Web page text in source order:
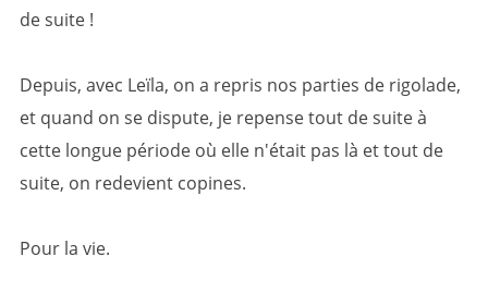
de suite !
Depuis, avec Leïla, on a repris nos parties de rigolade,
et quand on se dispute, je repense tout de suite à
cette longue période où elle n'était pas là et tout de
suite, on redevient copines.
Pour la vie.